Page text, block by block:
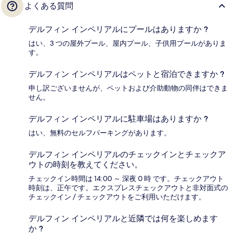
よくある質問
デルフィン インペリアルにプールはありますか ?
はい、3 つの屋外プール、屋内プール、子供用プールがありま
す。
デルフィン インペリアルはペットと宿泊できますか ?
申し訳ございませんが、ペットおよび介助動物の同伴はできま
せん。
デルフィン インペリアルに駐車場はありますか ?
はい、無料のセルフパーキングがあります。
デルフィン インペリアルのチェックインとチェックア
ウトの時刻を教えてください。
チェックイン時間は 14:00 ～ 深夜 0 時 です。チェックアウト
時刻は、正午です。エクスプレスチェックアウトと非対面式の
チェックイン / チェックアウトをご利用いただけます。
デルフィン インペリアルと近隣では何を楽しめます
か ?